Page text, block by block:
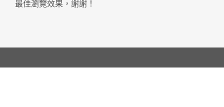
最佳瀏覽效果，謝謝！